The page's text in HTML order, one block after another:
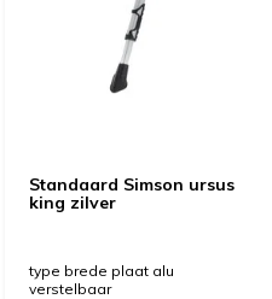
Standaard Simson ursus
king zilver
type brede plaat alu
verstelbaar